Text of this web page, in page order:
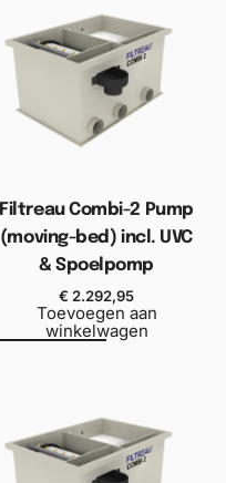
Filtreau Combi-2 Pump
(moving-bed) incl. UVC
& Spoelpomp
€ 2.292,95
Toevoegen aan
winkelwagen